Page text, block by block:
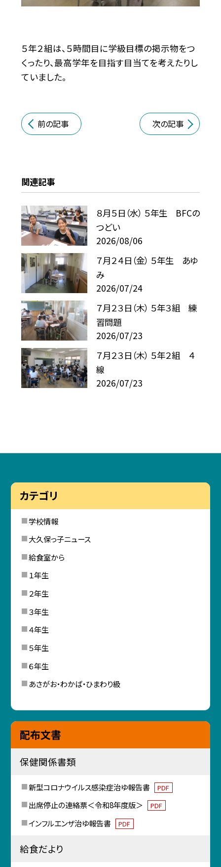
５年２組は、５時間目に学級目標の掲示物をつ
くったり、最高学年を目指す目当てを考えたりし
ていました。
前の記事 次の記事
関連記事
８月５日（水） ５年生 BFCの
つどい
2026/08/06
７月２４日（金） ５年生 あゆ
み
2026/07/24
７月２３日（木） ５年３組 練
習問題
2026/07/23
７月２３日（木） ５年２組 ４
線
2026/07/23
カテゴリ
学校情報
大久保っ子ニュース
給食室から
１年生
２年生
３年生
４年生
５年生
６年生
あさがお・わかば・ひまわり級
配布文書
保健関係書類
新型コロナウイルス感染症治ゆ報告書 PDF
出席停止の連絡票＜令和8年度版＞ PDF
インフルエンザ治ゆ報告書 PDF
給食だより